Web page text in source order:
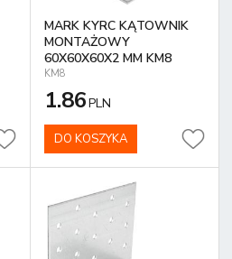
MARK KYRC KĄTOWNIK
MONTAŻOWY
60X60X60X2 MM KM8
KM8
1.86PLN
DO KOSZYKA